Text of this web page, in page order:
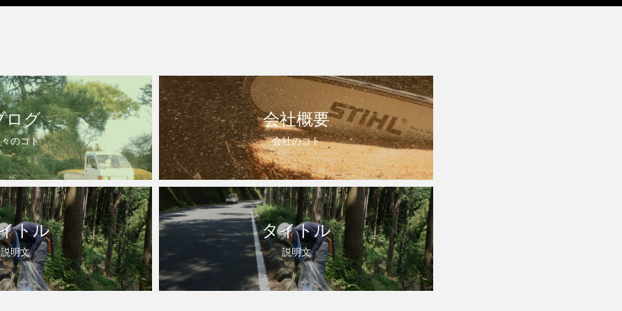
ログ
のコト
会社概要
会社のコト
トル
説明文
タイトル
説明文